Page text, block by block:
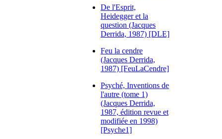
De l'Esprit,
Heidegger et la
question (Jacques
Derrida, 1987) [DLE]
Feu la cendre
(Jacques Derrida,
1987) [FeuLaCendre]
Psyché, Inventions de
l'autre (tome 1)
(Jacques Derrida,
1987, édition revue et
modifiée en 1998)
[Psyche1]